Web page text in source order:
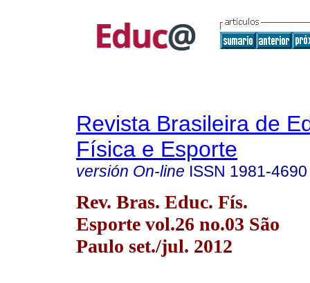
Revista Brasileira de
Física e Esporte
versión On-line ISSN 1981-4690
Rev. Bras. Educ. Fís.
Esporte vol.26 no.03 São
Paulo set./jul. 2012